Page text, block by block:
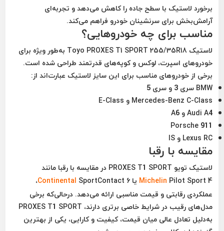
برخورد لاستیک با سطح جاده را کاهش می‌دهد و تجربه‌ای
آرامش‌بخش برای سرنشینان خودرو فراهم می‌کند.
مناسب برای چه خودروهایی؟
لاستیک Toyo PROXES T1 SPORT 255/35R18 به‌طور ویژه برای
خودروهای اسپرت، لوکس و کوپه‌های قدرتمند طراحی شده است.
برخی از خودروهای مناسب برای این سایز لاستیک عبارت‌اند از:
BMW سری 3 و سری 5
Mercedes-Benz C-Class و E-Class
Audi A4 و A6
Porsche 911
Lexus RC و IS
مقایسه با رقبا
لاستیک تویو PROXES T1 SPORT در مقایسه با رقبا مانند
Michelin Pilot Sport 4 یا Continental SportContact 6
،
عملکردی رقابتی و قیمت مناسبی ارائه می‌دهد. درحالی‌که برخی
مدل‌های رقیب در شرایط خاصی برتری دارند، PROXES T1 SPORT
به‌دلیل تعادل عالی میان قیمت، کیفیت و کارایی، یکی از بهترین